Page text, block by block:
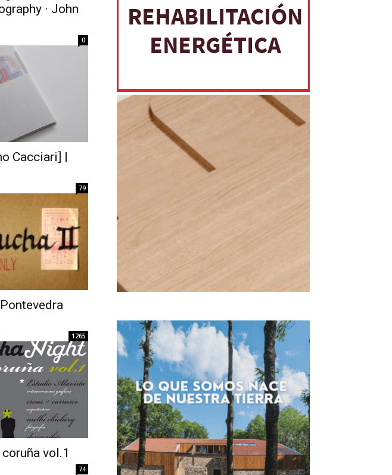
· John
0
Cacciari] |
79
1265
vol.1
74